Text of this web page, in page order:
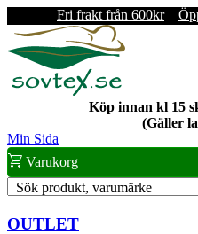
Fri frakt från 600kr
Köp innan kl 15
(Gäller
Min Sida
Varukorg
Sök produkt, varumärke
OUTLET